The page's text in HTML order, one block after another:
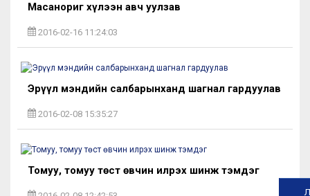
Масанориг хүлээн авч уулзав
2016-02-16 11:24:03
Эрүүл мэндийн салбарынханд шагнал гардуулав
2016-02-08 15:35:27
Томуу, томуу төст өвчин илрэх шинж тэмдэг